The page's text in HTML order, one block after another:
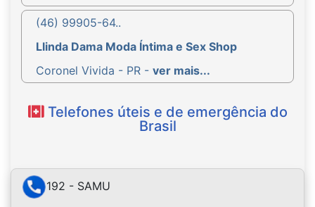
(46) 99905-64..
Llinda Dama Moda Íntima e Sex Shop
Coronel Vivida - PR - ver mais...
Telefones úteis e de emergência do
Brasil
192 - SAMU